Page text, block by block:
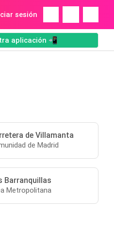
sesión
aplicación 📲
de Villamanta
de Madrid
Barranquillas
Metropolitana